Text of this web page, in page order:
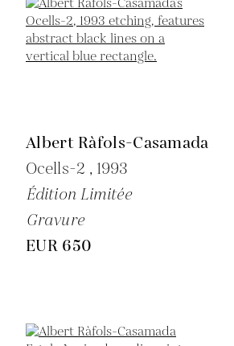
Albert Ràfols-Casamada
Ocells-2 , 1993
Édition Limitée
Gravure
EUR 650